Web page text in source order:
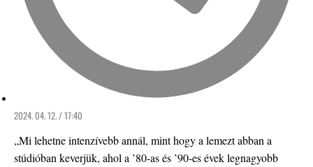
2024. 04. 12. / 17:40
„Mi lehetne intenzívebb annál, mint hogy a lemezt abban a
stúdióban keverjük, ahol a ’80-as és ’90-es évek legnagyobb